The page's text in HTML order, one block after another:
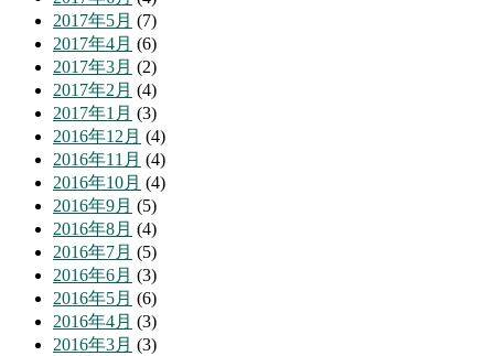
2017年5月 (7)
2017年4月 (6)
2017年3月 (2)
2017年2月 (4)
2017年1月 (3)
2016年12月 (4)
2016年11月 (4)
2016年10月 (4)
2016年9月 (5)
2016年8月 (4)
2016年7月 (5)
2016年6月 (3)
2016年5月 (6)
2016年4月 (3)
2016年3月 (3)